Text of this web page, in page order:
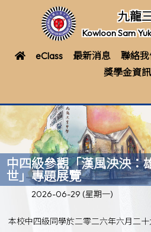
九龍
Kowloon Sam
eClass 最新消息 聯絡
獎學金資訊
中四級參觀「漢風泱泱：
世」專題展覽
2026-06-29 (星期一)
本校中四級同學於二零二六年六月二